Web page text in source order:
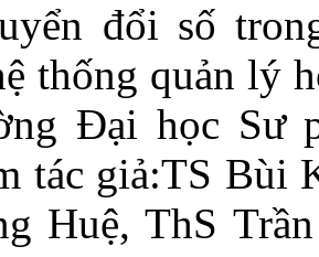
đổi số
thống quản lý
Đại học Sư
tác giả:TS Bùi
Huệ, ThS